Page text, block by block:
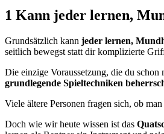
1 Kann jeder lernen,
Grundsätzlich kann jeder lernen,
seitlich bewegst statt dir komplizierte
Die einzige Voraussetzung, die du schon
grundlegende Spieltechniken
Viele ältere Personen fragen sich, ob
Doch wie wir heute wissen ist das